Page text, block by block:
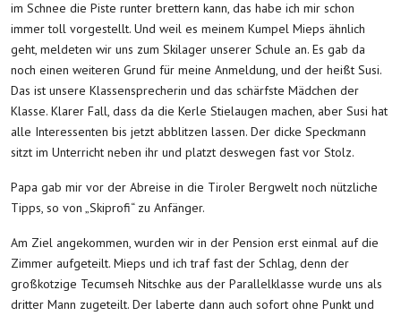
im Schnee die Piste runter brettern kann, das habe ich mir schon
immer toll vorgestellt. Und weil es meinem Kumpel Mieps ähnlich
geht, meldeten wir uns zum Skilager unserer Schule an. Es gab da
noch einen weiteren Grund für meine Anmeldung, und der heißt Susi.
Das ist unsere Klassensprecherin und das schärfste Mädchen der
Klasse. Klarer Fall, dass da die Kerle Stielaugen machen, aber Susi hat
alle Interessenten bis jetzt abblitzen lassen. Der dicke Speckmann
sitzt im Unterricht neben ihr und platzt deswegen fast vor Stolz.
Papa gab mir vor der Abreise in die Tiroler Bergwelt noch nützliche
Tipps, so von „Skiprofi“ zu Anfänger.
Am Ziel angekommen, wurden wir in der Pension erst einmal auf die
Zimmer aufgeteilt. Mieps und ich traf fast der Schlag, denn der
großkotzige Tecumseh Nitschke aus der Parallelklasse wurde uns als
dritter Mann zugeteilt. Der laberte dann auch sofort ohne Punkt und